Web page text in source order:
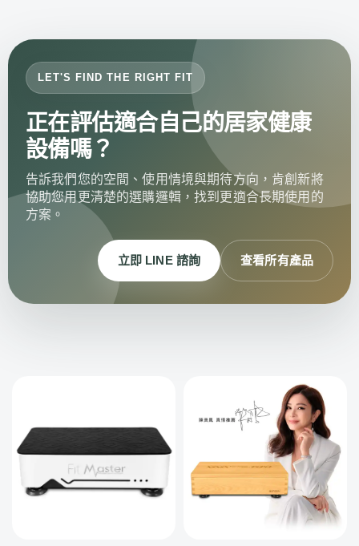
LET'S FIND THE RIGHT FIT
正在評估適合自己的居家健康
設備嗎？
告訴我們您的空間、使用情境與期待方向，肯創新將
協助您用更清楚的選購邏輯，找到更適合長期使用的
方案。
立即 LINE 諮詢 查看所有產品